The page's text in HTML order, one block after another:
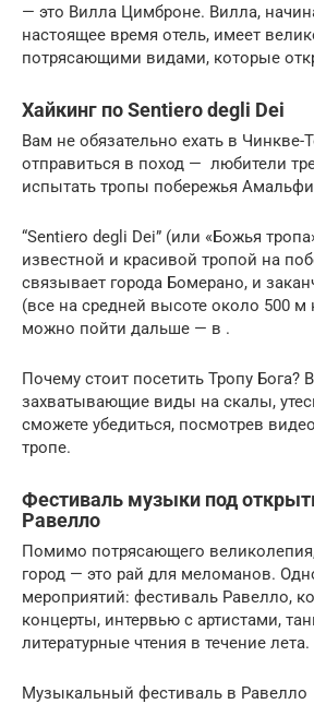
— это Вилла Цимброне. Вилла,
настоящее время отель, имеет
потрясающими видами, которые
Хайкинг по Sentiero degli Dei
Вам не обязательно ехать в Чинкве-
отправиться в поход — любители
испытать тропы побережья
“Sentiero degli Dei” (или «Божья
известной и красивой тропой на
связывает города Бомерано, и
(все на средней высоте около 500
можно пойти дальше — в .
Почему стоит посетить Тропу Бога?
захватывающие виды на скалы,
сможете убедиться, посмотрев
тропе.
Фестиваль музыки под
Равелло
Помимо потрясающего
город — это рай для меломанов.
мероприятий: фестиваль Равелло,
концерты, интервью с артистами,
литературные чтения в течение лета.
Музыкальный фестиваль в Равелло